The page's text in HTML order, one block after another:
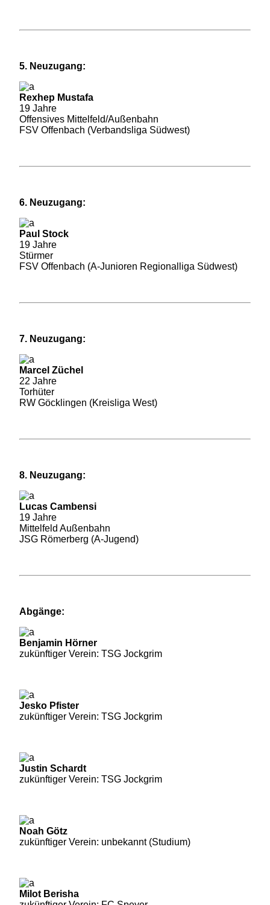
5. Neuzugang:
Rexhep Mustafa
19 Jahre
Offensives Mittelfeld/Außenbahn
FSV Offenbach (Verbandsliga Südwest)
6. Neuzugang:
Paul Stock
19 Jahre
Stürmer
FSV Offenbach (A-Junioren Regionalliga Südwest)
7. Neuzugang:
Marcel Züchel
22 Jahre
Torhüter
RW Göcklingen (Kreisliga West)
8. Neuzugang:
Lucas Cambensi
19 Jahre
Mittelfeld Außenbahn
JSG Römerberg (A-Jugend)
Abgänge:
Benjamin Hörner
zukünftiger Verein: TSG Jockgrim
Jesko Pfister
zukünftiger Verein: TSG Jockgrim
Justin Schardt
zukünftiger Verein: TSG Jockgrim
Noah Götz
zukünftiger Verein: unbekannt (Studium)
Milot Berisha